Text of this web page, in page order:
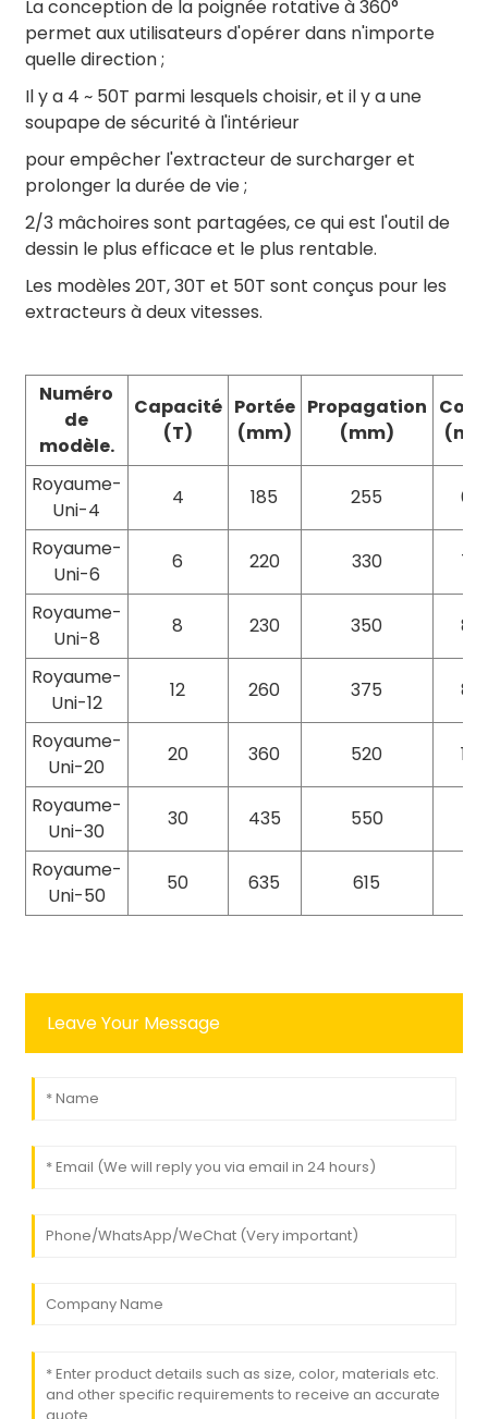
La conception de la poignée rotative à 360°
permet aux utilisateurs d'opérer dans n'importe
quelle direction ;
Il y a 4 ~ 50T parmi lesquels choisir, et il y a une
soupape de sécurité à l'intérieur
pour empêcher l'extracteur de surcharger et
prolonger la durée de vie ;
2/3 mâchoires sont partagées, ce qui est l'outil de
dessin le plus efficace et le plus rentable.
Les modèles 20T, 30T et 50T sont conçus pour les
extracteurs à deux vitesses.
Numéro
de
modèle.
Capacité
(T)
Portée
(mm)
Propagation
(mm)
Royaume-
Uni-4
4 185 255 60
Royaume-
Uni-6
6 220 330 70
Royaume-
Uni-8
8 230 350 85
Royaume-
Uni-12
12 260 375 85
Royaume-
Uni-20
20 360 520 110
Royaume-
Uni-30
30 435 550
Royaume-
Uni-50
50 635 615
Leave Your Message